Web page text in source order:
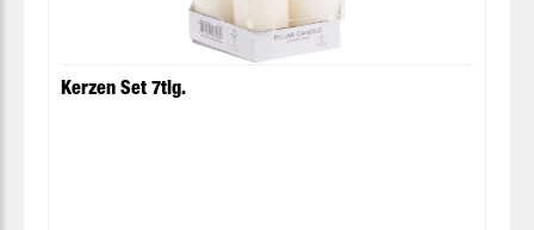
Kerzen Set 7tlg.